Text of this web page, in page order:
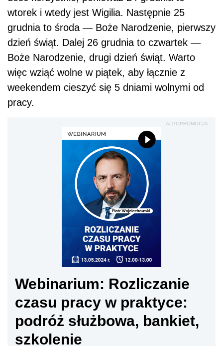
wtorek i wtedy jest Wigilia. Następnie 25
grudnia to środa — Boże Narodzenie, pierwszy
dzień świąt. Dalej 26 grudnia to czwartek —
Boże Narodzenie, drugi dzień świąt. Warto
więc wziąć wolne w piątek, aby łącznie z
weekendem cieszyć się 5 dniami wolnymi od
pracy.
AUTOPROMOCJA
Webinarium: Rozliczanie
czasu pracy w praktyce:
podróż służbowa, bankiet,
szkolenie